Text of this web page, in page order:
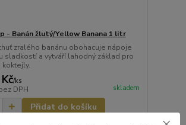
- Banán žlutý/Yellow Banana 1 litr
zralého banánu obohacuje nápoje
sladkostí a vytváří lahodný základ pro
/ks
DPH skladem
Přidat do košíku